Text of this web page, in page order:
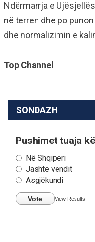
Ndërmarrja e
në terren dhe po
dhe normalizimin e
Top Channel
SONDAZH
Pushimet tuaja
Në Shqipëri
Jashtë vendit
Asgjëkundi
Vote View Results